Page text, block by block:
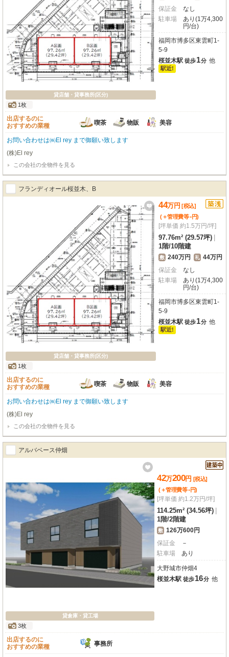
貸店舗・貸事務所(区分)
1枚
保証金
なし
駐車場
あり(1万4,300
円/台)
福岡市博多区東雲町1-
5-9
桜並木駅 徒歩1分 他
駅近!
出店するのに
おすすめの業種
喫茶 物販 美容
お問い合わせは㈱El rey まで御願い致します
(株)El rey
この会社の全物件を見る
フランディオール桜並木、B
貸店舗・貸事務所(区分)
1枚
44万円 [税込]
(＋管理費等-円)
[坪単価 約1.5万円/坪]
97.76m² (29.57坪)
1階/10階建
敷 240万円 礼 44万円
保証金
なし
駐車場
あり(1万4,300
円/台)
福岡市博多区東雲町1-
5-9
桜並木駅 徒歩1分 他
駅近!
出店するのに
おすすめの業種
喫茶 物販 美容
お問い合わせは㈱El rey まで御願い致します
(株)El rey
この会社の全物件を見る
アルバベース仲畑
貸倉庫・貸工場
3枚
42万200円 [税込]
(＋管理費等-円)
[坪単価 約1.2万円/坪]
114.25m² (34.56坪)
1階/2階建
敷 126万600円
保証金
－
駐車場
あり
大野城市仲畑4
桜並木駅 徒歩16分 他
出店するのに
おすすめの業種
事務所